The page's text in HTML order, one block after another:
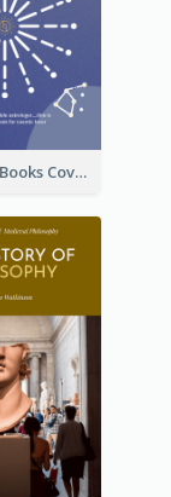
Astrology Books Cover Design